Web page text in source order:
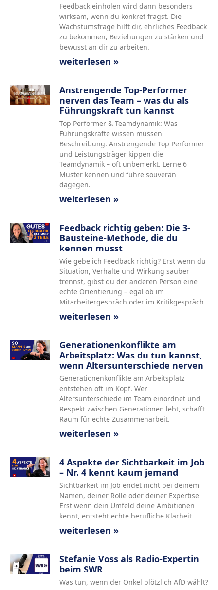
Feedback einholen wird dann besonders
wirksam, wenn du konkret fragst. Die
Wachstumsfrage hilft dir, ehrliches Feedback
zu bekommen, Beziehungen zu stärken und
bewusst an dir zu arbeiten.
weiterlesen »
Anstrengende Top-Performer
nerven das Team – was du als
Führungskraft tun kannst
Top Performer & Teamdynamik: Was
Führungskräfte wissen müssen
Beschreibung: Anstrengende Top Performer
und Leistungsträger kippen die
Teamdynamik – oft unbemerkt. Lerne 6
Muster kennen und führe souverän
dagegen.
weiterlesen »
Feedback richtig geben: Die 3-
Bausteine-Methode, die du
kennen musst
Wie gebe ich Feedback richtig? Erst wenn du
Situation, Verhalte und Wirkung sauber
trennst, gibst du der anderen Person eine
echte Orientierung – egal ob im
Mitarbeitergespräch oder im Kritikgespräch.
weiterlesen »
Generationenkonflikte am
Arbeitsplatz: Was du tun kannst,
wenn Altersunterschiede nerven
Generationenkonflikte am Arbeitsplatz
entstehen oft im Kopf. Wer
Altersunterschiede im Team einordnet und
Respekt zwischen Generationen lebt, schafft
Raum für echte Zusammenarbeit.
weiterlesen »
4 Aspekte der Sichtbarkeit im Job
– Nr. 4 kennt kaum jemand
Sichtbarkeit im Job endet nicht bei deinem
Namen, deiner Rolle oder deiner Expertise.
Erst wenn dein Umfeld deine Ambitionen
kennt, entsteht echte berufliche Klarheit.
weiterlesen »
Stefanie Voss als Radio-Expertin
beim SWR
Was tun, wenn der Onkel plötzlich AfD wählt?